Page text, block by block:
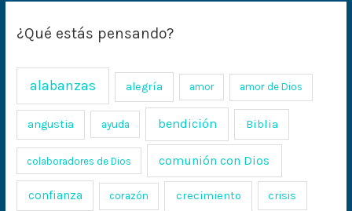
¿Qué estás pensando?
alabanzas alegría amor amor de Dios
angustia ayuda bendición Biblia
colaboradores de Dios comunión con Dios
confianza corazón crecimiento crisis